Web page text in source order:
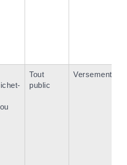
Tout
public
Versements